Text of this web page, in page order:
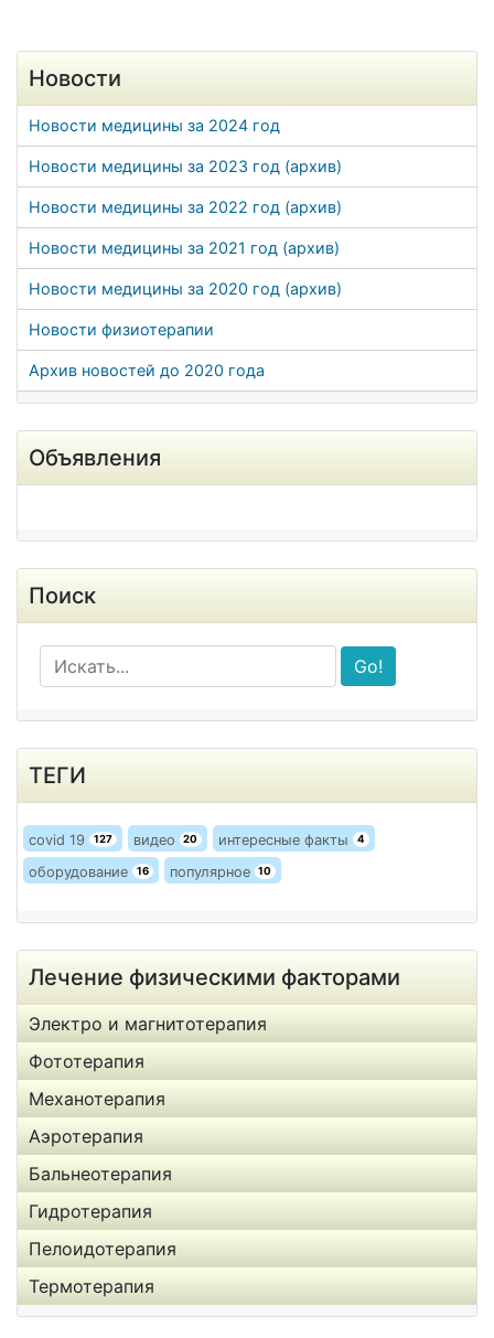
Новости
Новости медицины за 2024 год
Новости медицины за 2023 год (архив)
Новости медицины за 2022 год (архив)
Новости медицины за 2021 год (архив)
Новости медицины за 2020 год (архив)
Новости физиотерапии
Архив новостей до 2020 года
Объявления
Поиск
Go!
ТЕГИ
covid 19 127 видео 20 интересные факты 4
оборудование 16 популярное 10
Лечение физическими факторами
Электро и магнитотерапия
Фототерапия
Механотерапия
Аэротерапия
Бальнеотерапия
Гидротерапия
Пелоидотерапия
Термотерапия